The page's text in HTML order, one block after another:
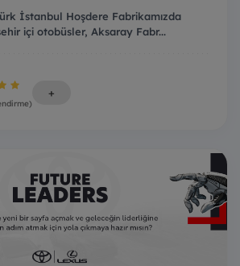
İstanbul Hoşdere Fabrikamızda
içi otobüsler, Aksaray Fabr...
+